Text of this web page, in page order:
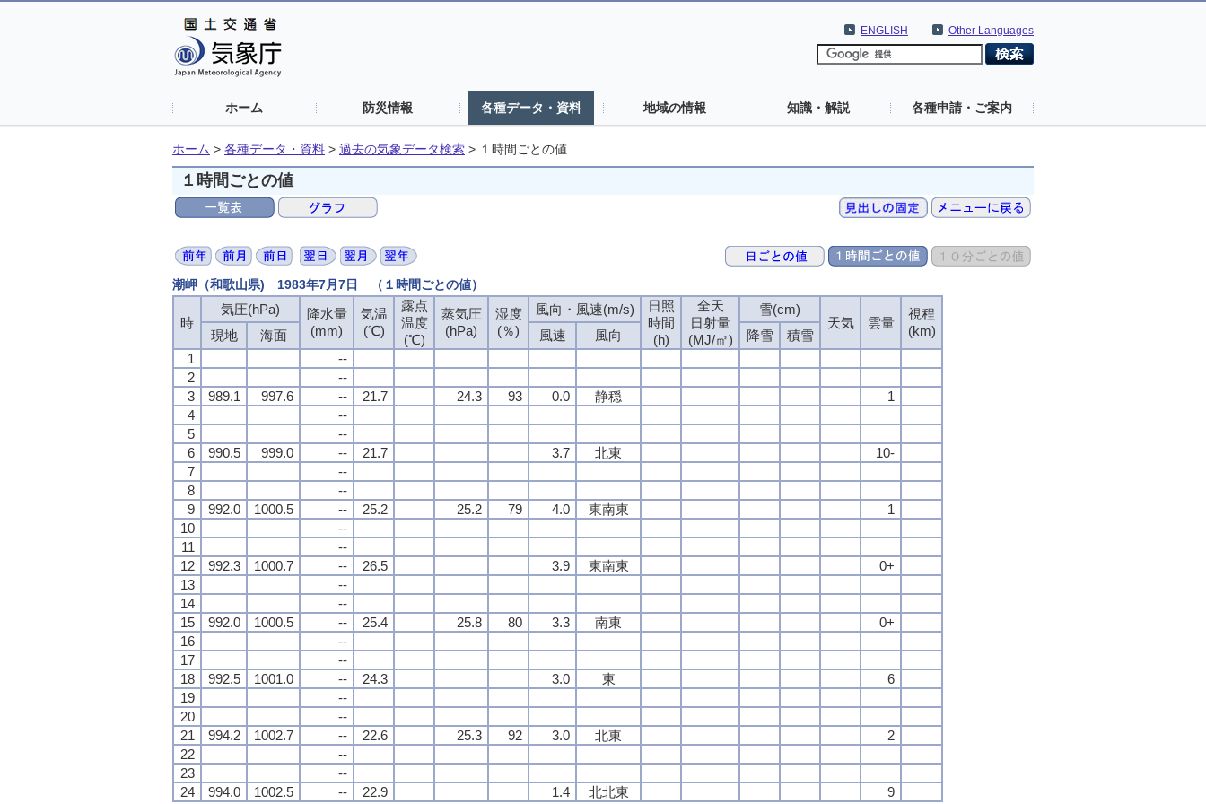
Other Languages
ENGLISH
ホーム 防災情報 各種データ・資料 地域の情報 知識・解説 各種申請・ご案内
ホーム > 各種データ・資料 > 過去の気象データ検索 > １時間ごとの値
１時間ごとの値
潮岬（和歌山県) 1983年7月7日 （１時間ごとの値）
時
気圧(hPa)
降水量
(mm)
気温
(℃)
露点
温度
(℃)
蒸気圧
(hPa)
湿度
(％)
風向・風速(m/s)
日照
時間
(h)
全天
日射量
(MJ/㎡)
雪(cm)
天気
雲量
視程
(km)
現地 海面 風速 風向 降雪
積雪
1
--
2
--
3
989.1 997.6 -- 21.7 24.3 93 0.0 静穏
1
4
--
5
--
6
990.5 999.0 -- 21.7 3.7 北東
10-
7
--
8
--
9
992.0 1000.5 -- 25.2 25.2 79 4.0 東南東
1
10
--
11
--
12
992.3 1000.7 -- 26.5 3.9 東南東
0+
13
--
14
--
15
992.0 1000.5 -- 25.4 25.8 80 3.3 南東
0+
16
--
17
--
18
992.5 1001.0 -- 24.3 3.0 東
6
19
--
20
--
21
994.2 1002.7 -- 22.6 25.3 92 3.0 北東
2
22
--
23
--
24
994.0 1002.5 -- 22.9 1.4 北北東 9